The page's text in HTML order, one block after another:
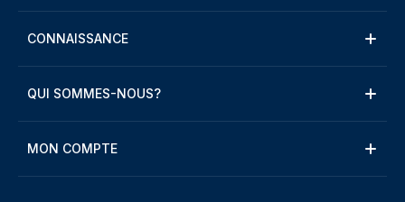
CONNAISSANCE
QUI SOMMES-NOUS?
MON COMPTE